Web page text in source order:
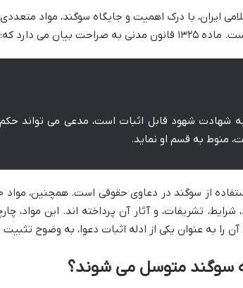
ایران، با درک اهمیت و جایگاه سوگند، مواد
بیان می دارد که:
شهادت شهود قابل اثبات است، مدعی می تواند حکم
منوط به قسم او نماید.
شرایط، تشریفات، و آثار آن پرداخته اند. این مواد،
را به عنوان یکی از ادله اثبات دعوا، به وضوح
سوگند متوسل می شوند؟